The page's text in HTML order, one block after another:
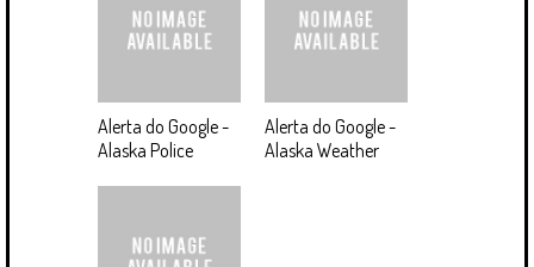
Alerta do Google -
Alaska Police
Alerta do Google -
Alaska Weather